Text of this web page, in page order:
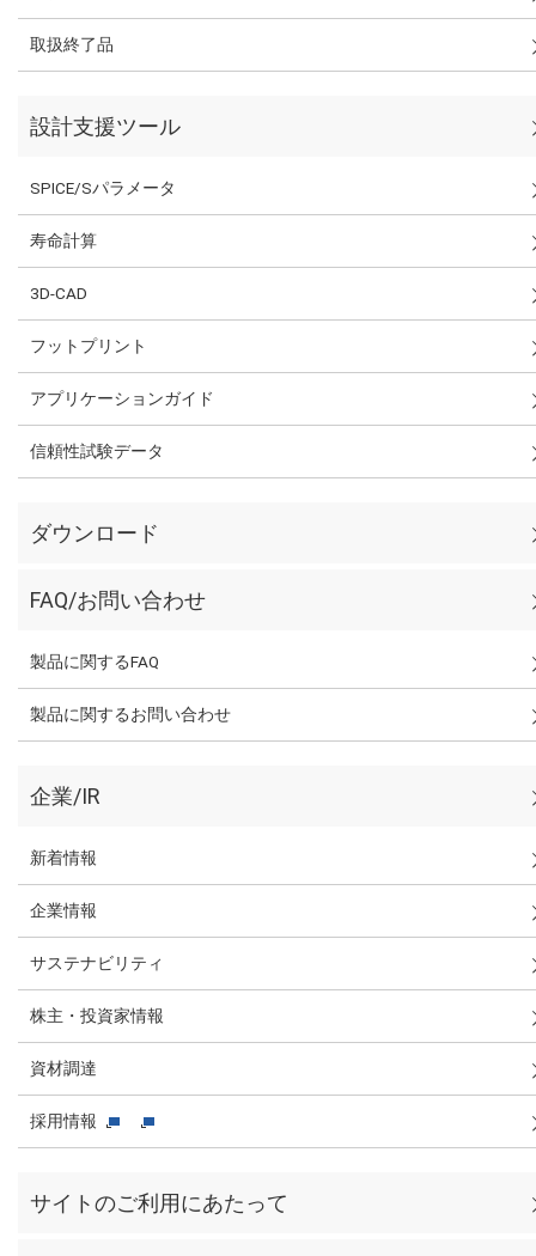
取扱終了品
設計支援ツール
SPICE/Sパラメータ
寿命計算
3D-CAD
フットプリント
アプリケーションガイド
信頼性試験データ
ダウンロード
FAQ/お問い合わせ
製品に関するFAQ
製品に関するお問い合わせ
企業/IR
新着情報
企業情報
サステナビリティ
株主・投資家情報
資材調達
採用情報
サイトのご利用にあたって